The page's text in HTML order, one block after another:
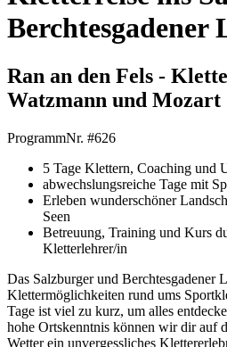
Berchtesgadener
Ran an den Fels -
Watzmann und Mozart
ProgrammNr. #626
5 Tage Klettern, Coaching und
abwechslungsreiche Tage mit
Erleben wunderschöner
Seen
Betreuung, Training und Kurs
Kletterlehrer/in
Das Salzburger und Berchtesgadener
Klettermöglichkeiten rund ums
Tage ist viel zu kurz, um alles
hohe Ortskenntnis können wir dir auf
Wetter ein unvergessliches